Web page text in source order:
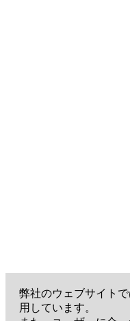
弊社のウェブサイト
用しています。